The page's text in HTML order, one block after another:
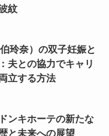
紋
玲奈）の双子妊娠と
夫との協力でキャリ
立する方法
ンキホーテの新たな
と未来への展望